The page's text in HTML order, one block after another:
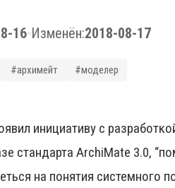
16•Изменён:2018-08-17
#архимейт #моделер
инициативу с
стандарта ArchiMate 3.0,
на понятия системного